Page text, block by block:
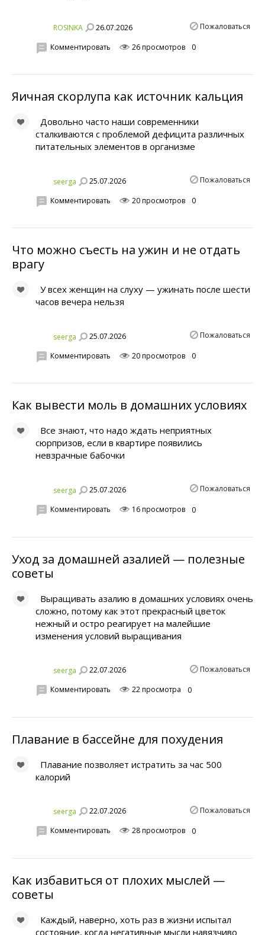
ROSINKA 26.07.2026 Пожаловаться
Комментировать 26 просмотров 0
Яичная скорлупа как источник кальция
Довольно часто наши современники
сталкиваются с проблемой дефицита различных
питательных элементов в организме
seerga 25.07.2026 Пожаловаться
Комментировать 20 просмотров 0
Что можно съесть на ужин и не отдать
врагу
У всех женщин на слуху — ужинать после шести
часов вечера нельзя
seerga 25.07.2026 Пожаловаться
Комментировать 20 просмотров 0
Как вывести моль в домашних условиях
Все знают, что надо ждать неприятных
сюрпризов, если в квартире появились
невзрачные бабочки
seerga 25.07.2026 Пожаловаться
Комментировать 16 просмотров 0
Уход за домашней азалией — полезные
советы
Выращивать азалию в домашних условиях очень
сложно, потому как этот прекрасный цветок
нежный и остро реагирует на малейшие
изменения условий выращивания
seerga 22.07.2026 Пожаловаться
Комментировать 22 просмотра 0
Плавание в бассейне для похудения
Плавание позволяет истратить за час 500
калорий
seerga 22.07.2026 Пожаловаться
Комментировать 28 просмотров 0
Как избавиться от плохих мыслей —
советы
Каждый, наверно, хоть раз в жизни испытал
состояние, когда негативные мысли навязчиво